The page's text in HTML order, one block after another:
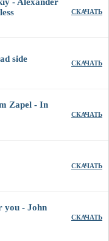
- Alexander
СКАЧАТЬ
side СКАЧАТЬ
Zapel - In
СКАЧАТЬ
СКАЧАТЬ
you - John
СКАЧАТЬ